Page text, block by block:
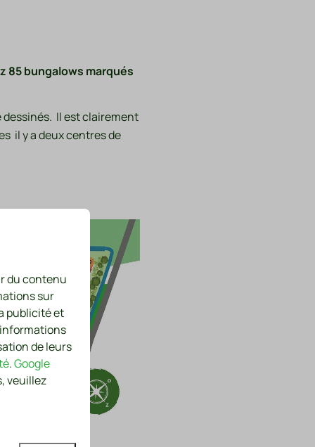
85 bungalows marqués
dessinés. Il est clairement
il y a deux centres de
du contenu
sur
publicité et
de leurs
.Google
veuillez